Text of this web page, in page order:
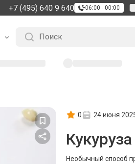
+7 (495) 640 9 640 06:00 - 00:00
0 24 июня
Необычный способ